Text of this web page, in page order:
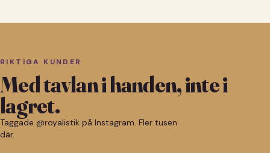
RIKTIGA KUNDER
Med tavlan i handen, inte i
lagret.
Taggade @royalistik på Instagram. Fler tusen
där.